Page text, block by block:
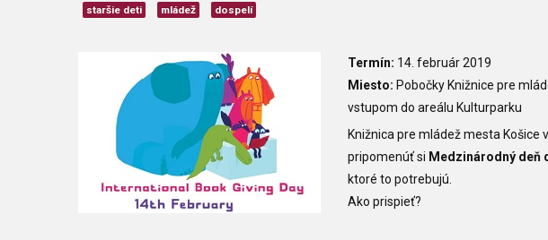
staršie deti mládež dospelí
Termín: 14. február 2019
Miesto: Pobočky Knižnice pre
vstupom do areálu Kulturparku
Knižnica pre mládež mesta
pripomenúť si Medzinárodný deň
ktoré to potrebujú.
Ako prispieť?